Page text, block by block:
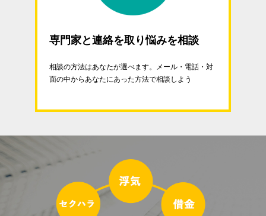
専門家と連絡を取り悩みを相談
相談の方法はあなたが選べます。メール・電話・対
面の中からあなたにあった方法で相談しよう